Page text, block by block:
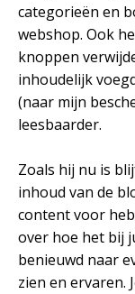
categorieën en
webshop. Ook
knoppen
inhoudelijk
(naar mijn
leesbaarder.
Zoals hij nu is
inhoud van de
content voor
over hoe het bij
benieuwd naar
zien en ervaren.